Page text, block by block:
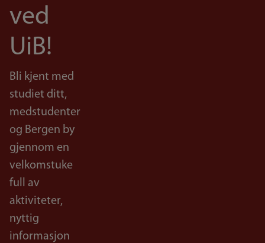
ved
UiB!
Bli kjent med
studiet ditt,
medstudenter
og Bergen by
gjennom en
velkomstuke
full av
aktiviteter,
nyttig
informasjon